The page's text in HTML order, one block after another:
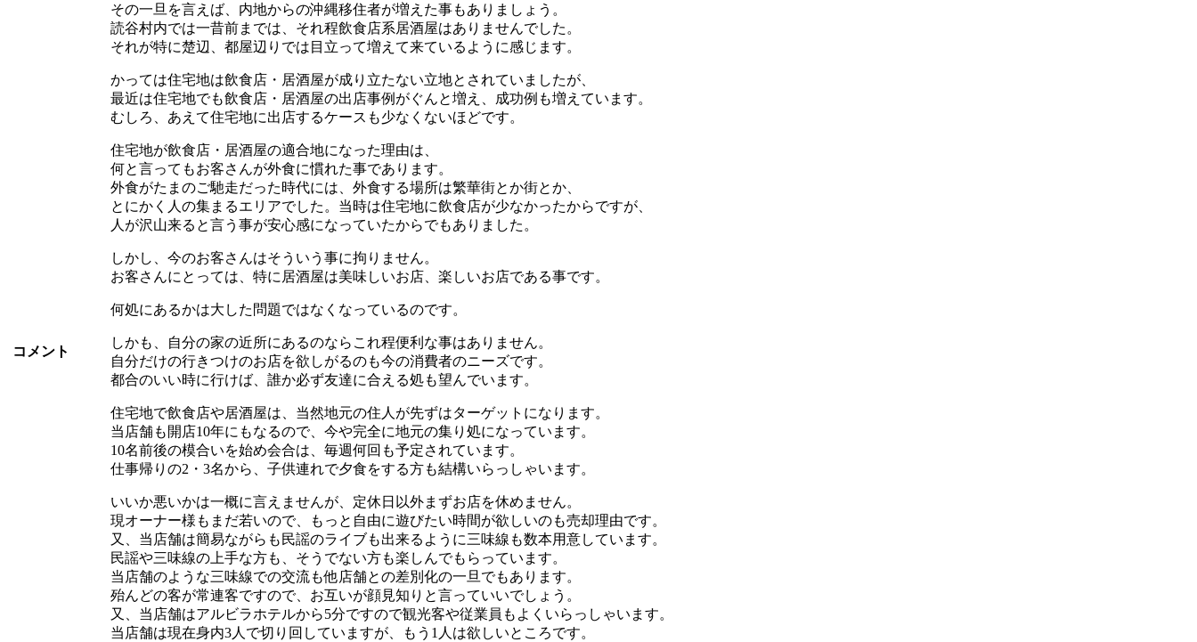
コメント
その一旦を言えば、内地からの沖縄移住者が増えた事もありましょう。
読谷村内では一昔前までは、それ程飲食店系居酒屋はありませんでした。
それが特に楚辺、都屋辺りでは目立って増えて来ているように感じます。
かっては住宅地は飲食店・居酒屋が成り立たない立地とされていましたが、
最近は住宅地でも飲食店・居酒屋の出店事例がぐんと増え、成功例も増えています。
むしろ、あえて住宅地に出店するケースも少なくないほどです。
住宅地が飲食店・居酒屋の適合地になった理由は、
何と言ってもお客さんが外食に慣れた事であります。
外食がたまのご馳走だった時代には、外食する場所は繁華街とか街とか、
とにかく人の集まるエリアでした。当時は住宅地に飲食店が少なかったからですが、
人が沢山来ると言う事が安心感になっていたからでもありました。
しかし、今のお客さんはそういう事に拘りません。
お客さんにとっては、特に居酒屋は美味しいお店、楽しいお店である事です。
何処にあるかは大した問題ではなくなっているのです。
しかも、自分の家の近所にあるのならこれ程便利な事はありません。
自分だけの行きつけのお店を欲しがるのも今の消費者のニーズです。
都合のいい時に行けば、誰か必ず友達に合える処も望んでいます。
住宅地で飲食店や居酒屋は、当然地元の住人が先ずはターゲットになります。
当店舗も開店10年にもなるので、今や完全に地元の集り処になっています。
10名前後の模合いを始め会合は、毎週何回も予定されています。
仕事帰りの2・3名から、子供連れで夕食をする方も結構いらっしゃいます。
いいか悪いかは一概に言えませんが、定休日以外まずお店を休めません。
現オーナー様もまだ若いので、もっと自由に遊びたい時間が欲しいのも売却理由です。
又、当店舗は簡易ながらも民謡のライブも出来るように三味線も数本用意しています。
民謡や三味線の上手な方も、そうでない方も楽しんでもらっています。
当店舗のような三味線での交流も他店舗との差別化の一旦でもあります。
殆んどの客が常連客ですので、お互いが顔見知りと言っていいでしょう。
又、当店舗はアルビラホテルから5分ですので観光客や従業員もよくいらっしゃいます。
当店舗は現在身内3人で切り回していますが、もう1人は欲しいところです。